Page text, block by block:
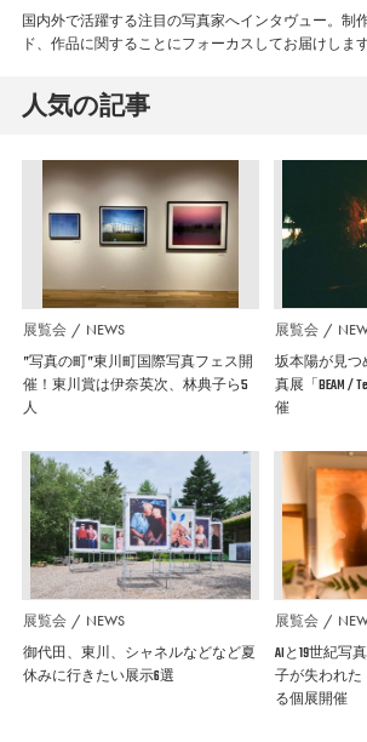
国内外で活躍する注目の写真家へインタヴュー。制
ド、作品に関することにフォーカスしてお届けします
人気の記事
展覧会 NEWS
”写真の町”東川町国際写真フェス開
催！東川賞は伊奈英次、林典子ら5
人
展覧会
坂本陽が見
真展「BEAM /
催
展覧会 NEWS
御代田、東川、シャネルなどなど夏
休みに行きたい展示6選
展覧会
AIと19世紀写
子が失われ
る個展開催